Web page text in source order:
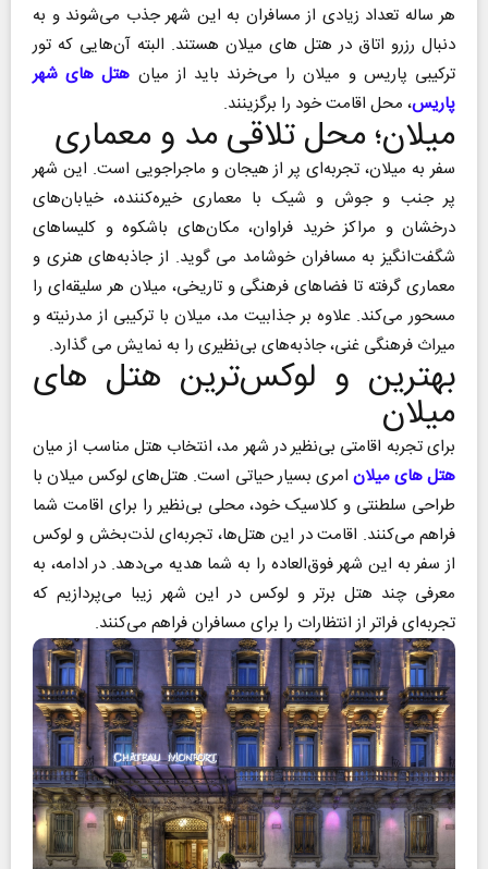
هر ساله تعداد زیادی از مسافران به این شهر جذب می‌شوند و به
دنبال رزرو اتاق در هتل ‌های میلان هستند. البته آن‌هایی که تور
ترکیبی پاریس و میلان را می‌خرند باید از میان هتل‌ های شهر
پاریس، محل اقامت خود را برگزینند.
میلان؛ محل تلاقی مد و معماری
سفر به میلان، تجربه‌ای پر از هیجان و ماجراجویی است. این شهر
پر جنب و جوش و شیک با معماری خیره‌کننده، خیابان‌های
درخشان و مراکز خرید فراوان، مکان‌های باشکوه و کلیساهای
شگفت‌انگیز به مسافران خوشامد می گوید. از جاذبه‌های هنری و
معماری گرفته تا فضاهای فرهنگی و تاریخی، میلان هر سلیقه‌ای را
مسحور می‌کند. علاوه بر جذابیت مد، میلان با ترکیبی از مدرنیته و
میراث فرهنگی غنی، جاذبه‌های بی‌نظیری را به نمایش می گذارد.
بهترین و لوکس‌ترین هتل‌ های
میلان
برای تجربه‌ اقامتی بی‌نظیر در شهر مد، انتخاب هتل مناسب از میان
هتل های میلان امری بسیار حیاتی است. هتل‌های لوکس میلان با
طراحی سلطنتی و کلاسیک خود، محلی بی‌نظیر را برای اقامت شما
فراهم می‌کنند. اقامت در این هتل‌ها، تجربه‌ای لذت‌بخش و لوکس
از سفر به این شهر فوق‌العاده را به شما هدیه می‌دهد. در ادامه، به
معرفی چند هتل برتر و لوکس در این شهر زیبا می‌پردازیم که
تجربه‌ای فراتر از انتظارات را برای مسافران فراهم می‌کنند.